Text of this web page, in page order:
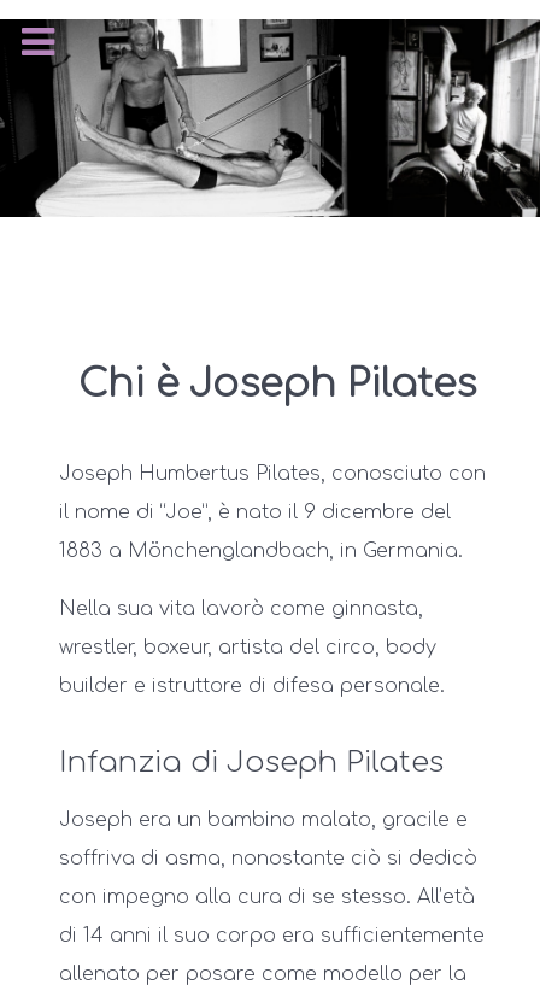
Chi è Joseph Pilates
Joseph Humbertus Pilates, conosciuto con
il nome di “Joe”, è nato il 9 dicembre del
1883 a Mönchenglandbach, in Germania.
Nella sua vita lavorò come ginnasta,
wrestler, boxeur, artista del circo, body
builder e istruttore di difesa personale.
Infanzia di Joseph Pilates
Joseph era un bambino malato, gracile e
soffriva di asma, nonostante ciò si dedicò
con impegno alla cura di se stesso. All’età
di 14 anni il suo corpo era sufficientemente
allenato per posare come modello per la